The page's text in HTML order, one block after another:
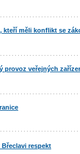
kteří měli konflikt se
provoz veřejných
respekt